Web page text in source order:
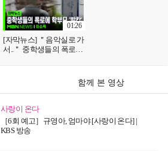
[자막뉴스] ＂음악실로 가
서..＂ 중학생들의 폭로에
01:26
함께 본 영상
사랑이 온다
［6회 예고］규영아, 엄마야 [사랑이 온다] |
KBS 방송